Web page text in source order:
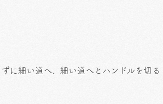
に細い道へ、細い道へとハンドルを切る